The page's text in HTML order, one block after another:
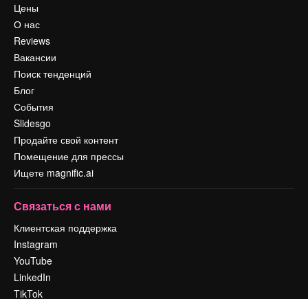
Цены
О нас
Reviews
Вакансии
Поиск тенденций
Блог
События
Slidesgo
Продайте свой контент
Помещение для прессы
Ищете magnific.ai
Связаться с нами
Клиентская поддержка
Instagram
YouTube
LinkedIn
TikTok